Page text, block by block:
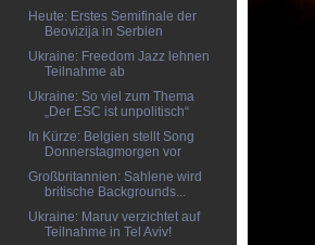
Heute: Erstes Semifinale der
Beovizija in Serbien
Ukraine: Freedom Jazz lehnen
Teilnahme ab
Ukraine: So viel zum Thema
„Der ESC ist unpolitisch“
In Kürze: Belgien stellt Song
Donnerstagmorgen vor
Großbritannien: Sahlene wird
britische Backgrounds...
Ukraine: Maruv verzichtet auf
Teilnahme in Tel Aviv!